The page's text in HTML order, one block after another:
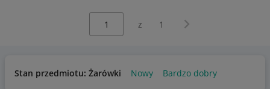
z 1 Następna strona
Stan przedmiotu: Żarówki Nowy Bardzo dobry